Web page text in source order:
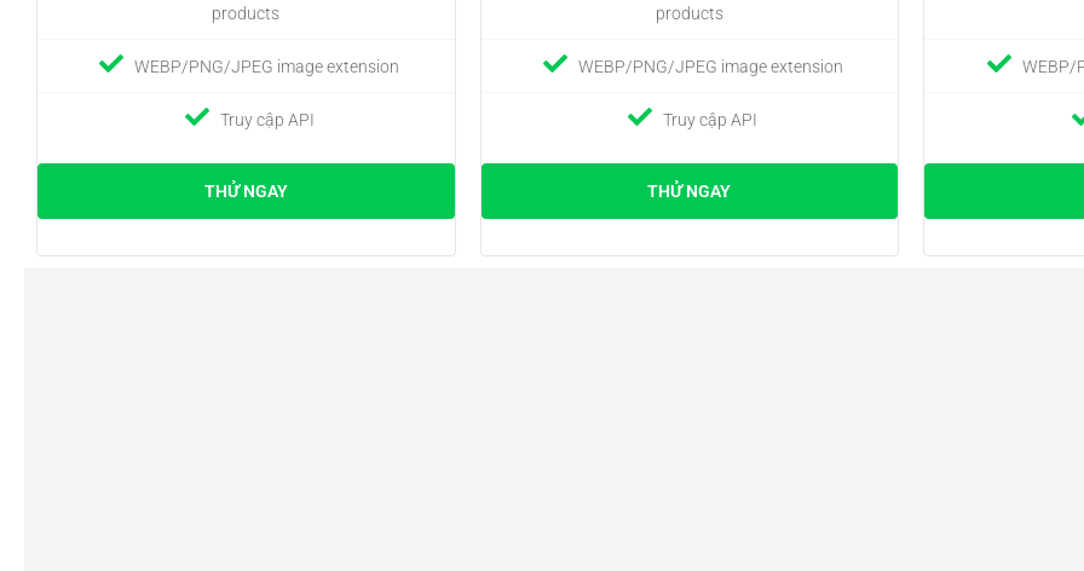
products
WEBP/PNG/JPEG image extension
Truy cập API
THỬ NGAY
products
WEBP/PNG/JPEG image extension
Truy cập API
THỬ NGAY
WEBP/